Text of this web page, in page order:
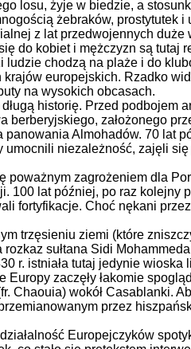
losu, żyje w biedzie, a
żebraków, prostytutek i
z lat przedwojennych
do kobiet i mężczyzn są tutaj
ludzie chodzą na plaże i do
europejskich. Rzadko
na wysokich obcasach.
historię. Przed podbojem
berberyjskiego, założonego
panowania Almohadów. 70 lat
umocnili niezależność, zajęli
poważnym zagrożeniem dla
100 lat później, po raz kolejny
fortyfikacje. Choć nękani
trzęsieniu ziemi (które
sułtana Sidi
r. istniała tutaj jedynie
Europy zaczęły łakomie
Chaouia) wokół Casablanki.
przez
Europejczyków